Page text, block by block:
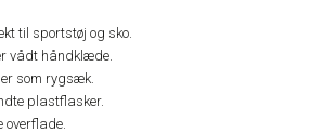
til sportstøj og sko.
vådt håndklæde.
som rygsæk.
plastflasker.
overflade.